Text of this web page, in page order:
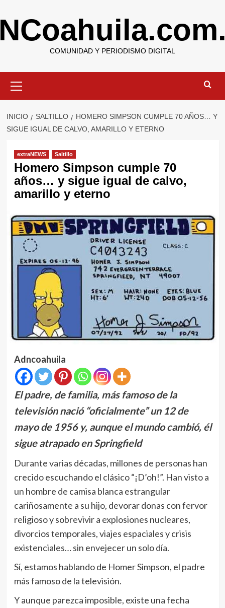
al
contenido
COMUNIDAD Y PERIODISMO DIGITAL
primario
INICIO SALTILLO
HOMERO SIMPSON CUMPLE 70 AÑOS… Y
SIGUE IGUAL DE CALVO, AMARILLO Y ETERNO
extraNEWS Saltillo
Homero Simpson cumple 70
años… y sigue igual de calvo,
amarillo y eterno
Adncoahuila
El padre, de familia, más famoso de la
televisión nació “oficialmente” un 12 de
mayo de 1956 y, aunque el mundo cambió, él
sigue atrapado en Springfield
Durante varias décadas, millones de personas han
crecido escuchando el clásico “¡D’oh!”. Han visto a
un hombre de camisa blanca estrangular
cariñosamente a su hijo, devorar donas con fervor
religioso y sobrevivir a explosiones nucleares,
divorcios temporales, viajes espaciales y crisis
existenciales… sin envejecer un solo día.
Sí, estamos hablando de Homer Simpson, el padre
más famoso de la televisión.
Y aunque parezca imposible, existe una fecha